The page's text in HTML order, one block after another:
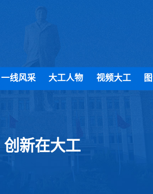
一线风采 大工人物 视频大工
创新在大工